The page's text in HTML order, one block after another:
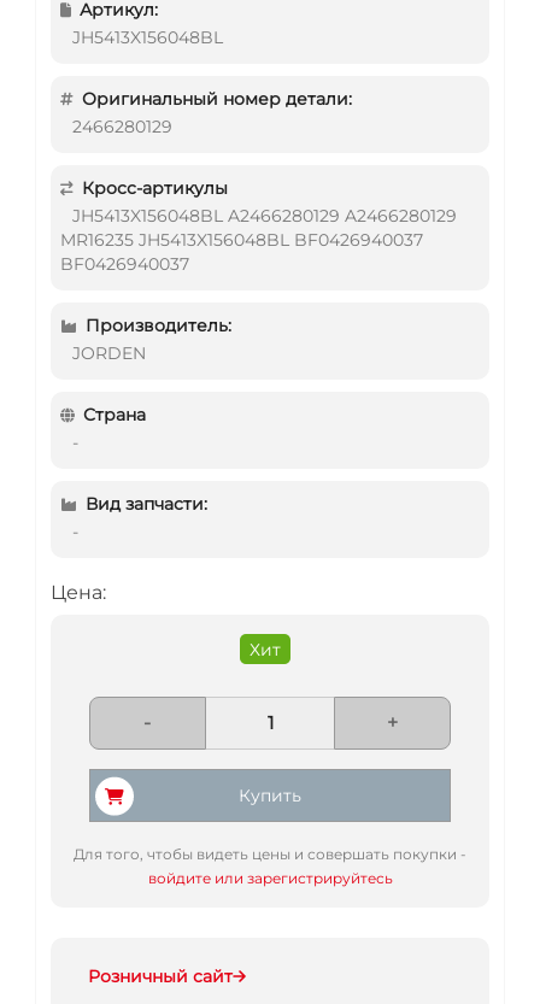
Артикул:
JH5413X156048BL
Оригинальный номер детали:
2466280129
Кросс-артикулы
JH5413X156048BL A2466280129 A2466280129
MR16235 JH5413X156048BL BF0426940037
BF0426940037
Производитель:
JORDEN
Страна
-
Вид запчасти:
-
Цена:
Хит
- +
Купить
Для того, чтобы видеть цены и совершать покупки -
войдите или зарегистрируйтесь
Розничный сайт